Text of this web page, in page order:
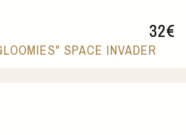
32€
SPACE INVADER